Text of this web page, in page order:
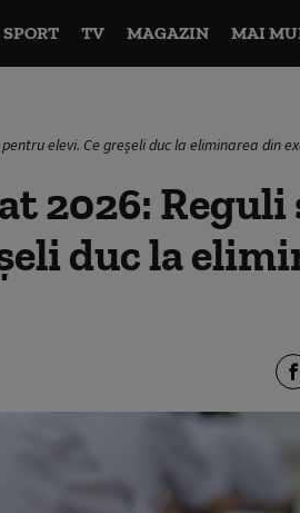
SPORT TV MAGAZIN MAI
elevi. Ce greșeli duc la eliminarea din
2026:
duc la